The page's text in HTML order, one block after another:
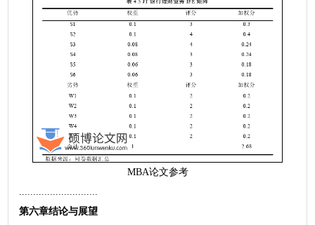
MBA论文参考
............................
第六章结论与展望